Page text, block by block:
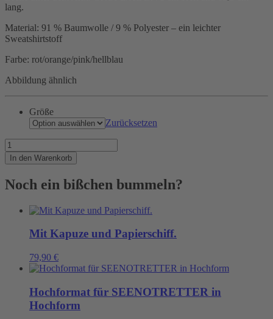
lang.
Material: 91 % Baumwolle / 9 % Polyester – ein leichter
Sweatshirtstoff
Farbe: rot/orange/pink/hellblau
Abbildung ähnlich
Größe
Zurücksetzen
Arme
lang!
Menge
In den Warenkorb
Noch ein bißchen bummeln?
Mit Kapuze und Papierschiff.
79,90 €
Hochformat für SEENOTRETTER in
Hochform